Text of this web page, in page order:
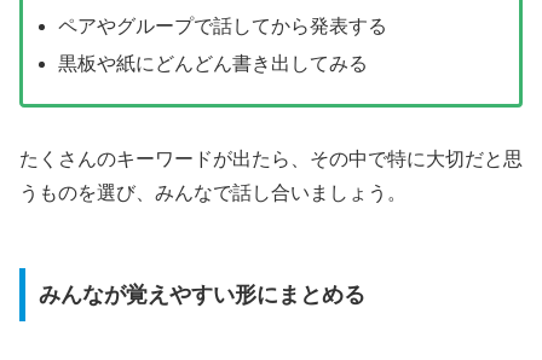
ペアやグループで話してから発表する
黒板や紙にどんどん書き出してみる
たくさんのキーワードが出たら、その中で特に大切だと思
うものを選び、みんなで話し合いましょう。
みんなが覚えやすい形にまとめる